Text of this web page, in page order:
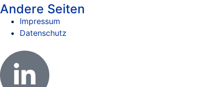
Andere Seiten
Impressum
Datenschutz